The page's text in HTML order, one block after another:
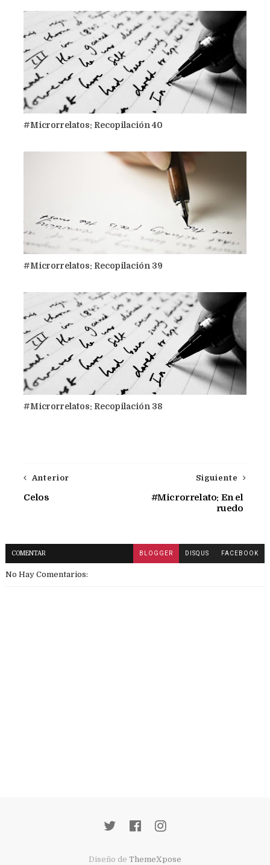
#Microrrelatos: Recopilación 40
#Microrrelatos: Recopilación 39
#Microrrelatos: Recopilación 38
Siguiente
#Microrrelato: En el
ruedo
Anterior
Celos
COMENTAR BLOGGER DISQUS FACEBOOK
No Hay Comentarios:
Diseño de ThemeXpose